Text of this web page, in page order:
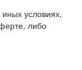
условиях,
либо